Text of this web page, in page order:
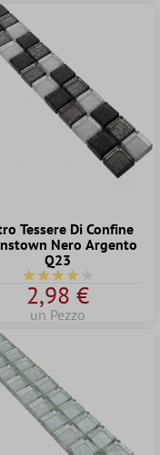
Tessere Di Confine
Nero Argento
Q23
Valutazione media di
2,98 €
un Pezzo